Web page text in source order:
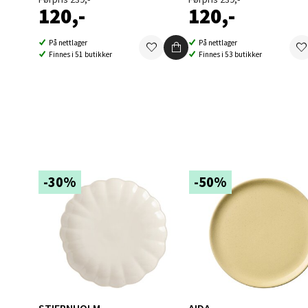
120,-
På nettlager
Finnes i 51 butikker
120,-
På nettlager
Finnes i 53 butikker
-30% -50%
Åpent
6 i